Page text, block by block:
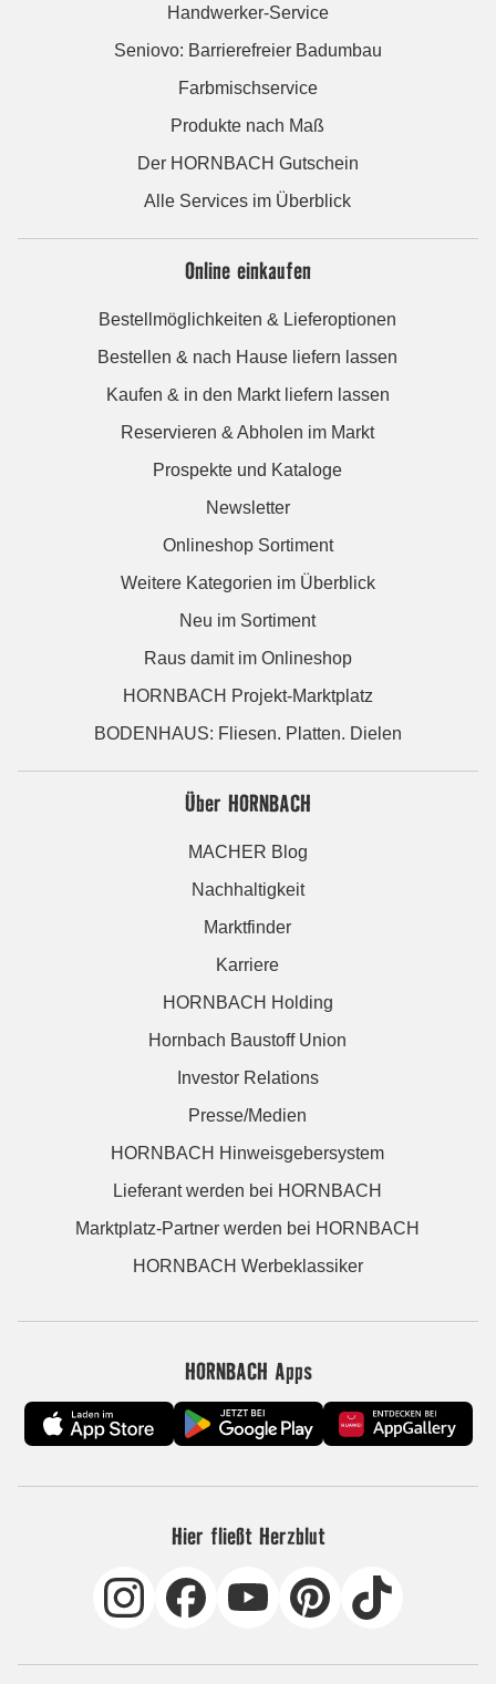
Handwerker-Service
Seniovo: Barrierefreier Badumbau
Farbmischservice
Produkte nach Maß
Der HORNBACH Gutschein
Alle Services im Überblick
Online einkaufen
Bestellmöglichkeiten & Lieferoptionen
Bestellen & nach Hause liefern lassen
Kaufen & in den Markt liefern lassen
Reservieren & Abholen im Markt
Prospekte und Kataloge
Newsletter
Onlineshop Sortiment
Weitere Kategorien im Überblick
Neu im Sortiment
Raus damit im Onlineshop
HORNBACH Projekt-Marktplatz
BODENHAUS: Fliesen. Platten. Dielen
Über HORNBACH
MACHER Blog
Nachhaltigkeit
Marktfinder
Karriere
HORNBACH Holding
Hornbach Baustoff Union
Investor Relations
Presse/Medien
HORNBACH Hinweisgebersystem
Lieferant werden bei HORNBACH
Marktplatz-Partner werden bei HORNBACH
HORNBACH Werbeklassiker
HORNBACH Apps
Hier fließt Herzblut